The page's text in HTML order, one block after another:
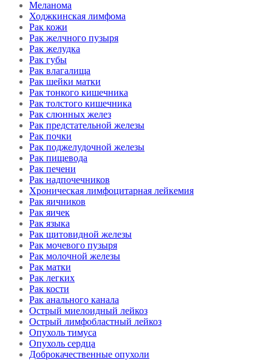
Меланома
Ходжкинская лимфома
Рак кожи
Рак желчного пузыря
Рак желудка
Рак губы
Рак влагалища
Рак шейки матки
Рак тонкого кишечника
Рак толстого кишечника
Рак слюнных желез
Рак предстательной железы
Рак почки
Рак поджелудочной железы
Рак пищевода
Рак печени
Рак надпочечников
Хроническая лимфоцитарная лейкемия
Рак яичников
Рак яичек
Рак языка
Рак щитовидной железы
Рак мочевого пузыря
Рак молочной железы
Рак матки
Рак легких
Рак кости
Рак анального канала
Острый миелоидный лейкоз
Острый лимфобластный лейкоз
Опухоль тимуса
Опухоль сердца
Доброкачественные опухоли